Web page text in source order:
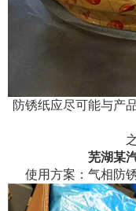
防锈纸应尽可能与产
芜湖某
使用方案：气相防